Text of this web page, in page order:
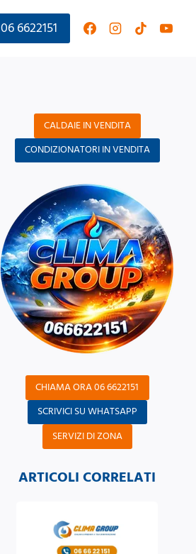
06 6622151
CALDAIE IN VENDITA
CONDIZIONATORI IN VENDITA
CHIAMA ORA 06 6622151
SCRIVICI SU WHATSAPP
SERVIZI DI ZONA
ARTICOLI CORRELATI